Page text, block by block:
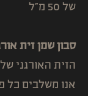
של 50 מ"ל
סבון שמן זית
הזית האורגני
אנו משלבים כל